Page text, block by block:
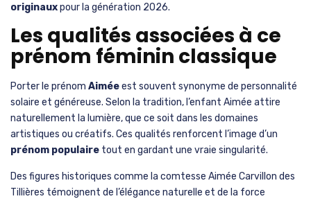
originauxpour la génération 2026.
Les qualités associées à ce
prénom féminin classique
Porter le prénom Aiméeest souvent synonyme de personnalité
solaire et généreuse. Selon la tradition, l’enfant Aimée attire
naturellement la lumière, que ce soit dans les domaines
artistiques ou créatifs. Ces qualités renforcent l’image d’un
prénom populaire tout en gardant une vraie singularité.
Des figures historiques comme la comtesse Aimée Carvillon des
Tillières témoignent de l’élégance naturelle et de la force